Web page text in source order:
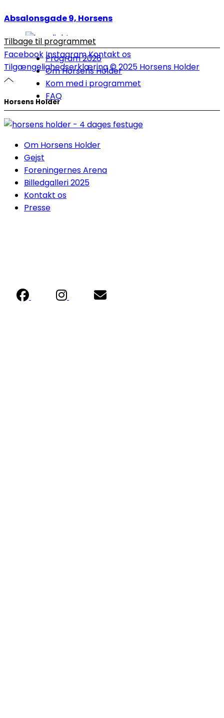
Program 2026
Om Horsens Holder
Kom med i programmet
FAQ
Absalonsgade 9, Horsens
Tilbage til programmet
Facebook InstagramKontakt os
Tilgængelighedserklæring© 2025 Horsens Holder
Horsens Holder
Om Horsens Holder
Gejst
Foreningernes Arena
Billedgalleri 2025
Kontakt os
Presse